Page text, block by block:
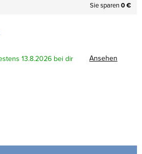
Sie sparen0 €
13.8.2026
Ansehen